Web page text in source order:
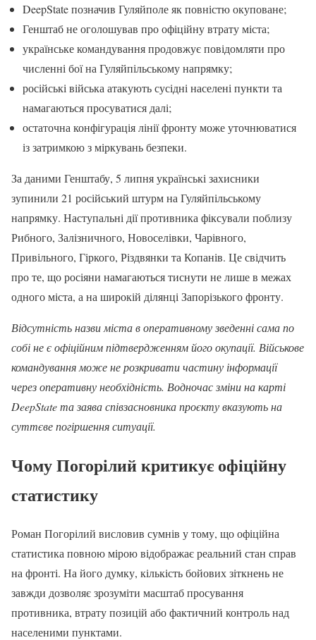
DeepState позначив Гуляйполе як повністю окуповане;
Генштаб не оголошував про офіційну втрату міста;
українське командування продовжує повідомляти про
численні бої на Гуляйпільському напрямку;
російські війська атакують сусідні населені пункти та
намагаються просуватися далі;
остаточна конфігурація лінії фронту може уточнюватися
із затримкою з міркувань безпеки.
За даними Генштабу, 5 липня українські захисники
зупинили 21 російський штурм на Гуляйпільському
напрямку. Наступальні дії противника фіксували поблизу
Рибного, Залізничного, Новоселівки, Чарівного,
Привільного, Гіркого, Різдвянки та Копанів. Це свідчить
про те, що росіяни намагаються тиснути не лише в межах
одного міста, а на широкій ділянці Запорізького фронту.
Відсутність назви міста в оперативному зведенні сама по
собі не є офіційним підтвердженням його окупації. Військове
командування може не розкривати частину інформації
через оперативну необхідність. Водночас зміни на карті
DeepState та заява співзасновника проєкту вказують на
суттєве погіршення ситуації.
Чому Погорілий критикує офіційну
статистику
Роман Погорілий висловив сумнів у тому, що офіційна
статистика повною мірою відображає реальний стан справ
на фронті. На його думку, кількість бойових зіткнень не
завжди дозволяє зрозуміти масштаб просування
противника, втрату позицій або фактичний контроль над
населеними пунктами.